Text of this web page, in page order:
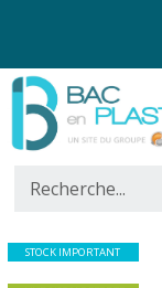
STOCK IMPORTANT